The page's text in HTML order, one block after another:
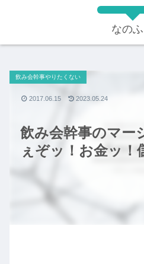
なの
飲み会幹事のマー
ぇぞッ！お金ッ！
飲み会幹事やりたくない
2017.06.15 2023.05.24